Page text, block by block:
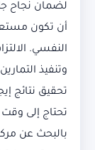
لضمان نجاح
أن تكون
النفسي.
وتنفيذ
تحقيق نتائج
تحتاج إلى
بالبحث عن